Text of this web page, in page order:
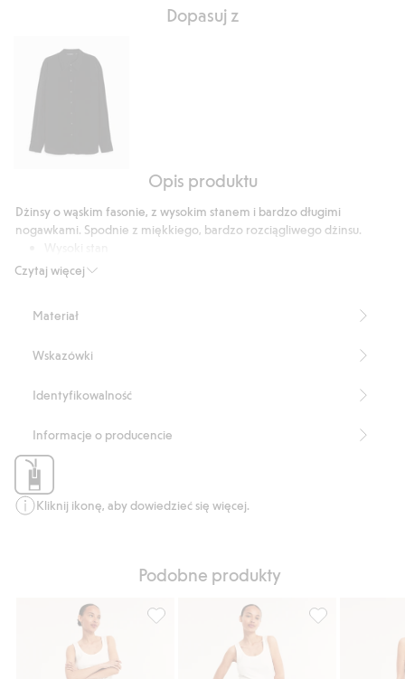
głosów
Dopasuj z
Opis produktu
Czytaj więcej
Dżinsy o wąskim fasonie, z wysokim stanem i bardzo długimi
nogawkami. Spodnie z miękkiego, bardzo rozciągliwego dżinsu.
Wąski fason
Przyjemny w dotyku strecz
Wewnętrzna długość nogawki: 86 cm w rozmiarze 38
Materiał
Wskazówki
Identyfikowalność
Informacje o producencie
Kliknij ikonę, aby dowiedzieć się więcej.
Podobne produkty
Jeansy Super slim short leg, Dodaj do
Dżinsy super